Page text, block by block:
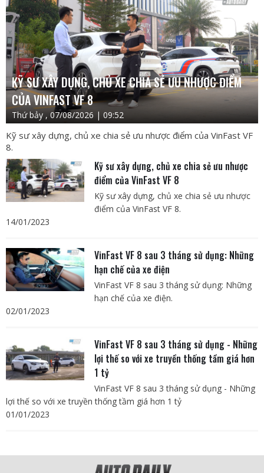
KỸ SƯ XÂY DỰNG, CHỦ XE CHIA SẺ ƯU NHƯỢC ĐIỂM
CỦA VINFAST VF 8
Thứ bảy , 07/08/2026 | 09:52
Kỹ sư xây dựng, chủ xe chia sẻ ưu nhược điểm của VinFast VF
8.
Kỹ sư xây dựng, chủ xe chia sẻ ưu nhược
điểm của VinFast VF 8
Kỹ sư xây dựng, chủ xe chia sẻ ưu nhược
điểm của VinFast VF 8.
14/01/2023
VinFast VF 8 sau 3 tháng sử dụng: Những
hạn chế của xe điện
VinFast VF 8 sau 3 tháng sử dụng: Những
hạn chế của xe điện.
02/01/2023
VinFast VF 8 sau 3 tháng sử dụng - Những
lợi thế so với xe truyền thống tầm giá hơn
1 tỷ
VinFast VF 8 sau 3 tháng sử dụng - Những
lợi thế so với xe truyền thống tầm giá hơn 1 tỷ
01/01/2023